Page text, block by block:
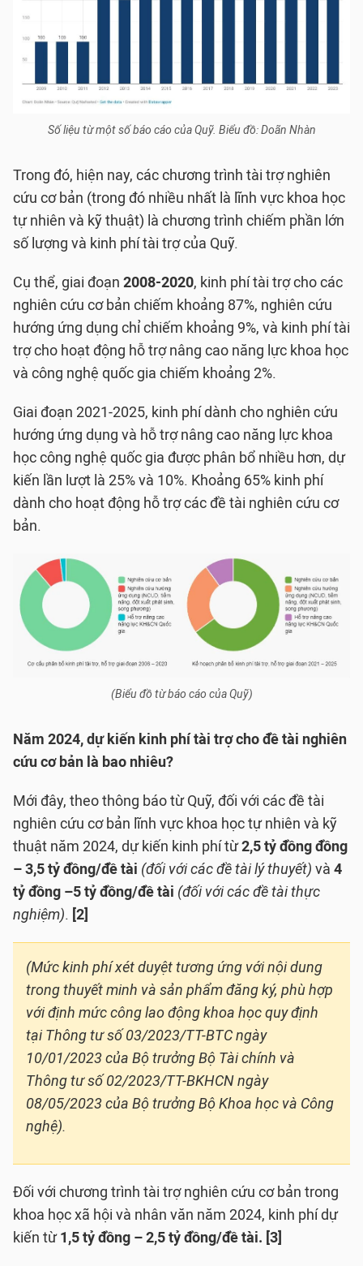
Số liệu từ một số báo cáo của Quỹ. Biểu đồ: Doãn Nhàn
Trong đó, hiện nay, các chương trình tài trợ nghiên
cứu cơ bản (trong đó nhiều nhất là lĩnh vực khoa học
tự nhiên và kỹ thuật) là chương trình chiếm phần lớn
số lượng và kinh phí tài trợ của Quỹ.
Cụ thể, giai đoạn 2008-2020, kinh phí tài trợ cho các
nghiên cứu cơ bản chiếm khoảng 87%, nghiên cứu
hướng ứng dụng chỉ chiếm khoảng 9%, và kinh phí tài
trợ cho hoạt động hỗ trợ nâng cao năng lực khoa học
và công nghệ quốc gia chiếm khoảng 2%.
Giai đoạn 2021-2025, kinh phí dành cho nghiên cứu
hướng ứng dụng và hỗ trợ nâng cao năng lực khoa
học công nghệ quốc gia được phân bổ nhiều hơn, dự
kiến lần lượt là 25% và 10%. Khoảng 65% kinh phí
dành cho hoạt động hỗ trợ các đề tài nghiên cứu cơ
bản.
(Biểu đồ từ báo cáo của Quỹ)
Năm 2024, dự kiến kinh phí tài trợ cho đề tài nghiên
cứu cơ bản là bao nhiêu?
Mới đây, theo thông báo từ Quỹ, đối với các đề tài
nghiên cứu cơ bản lĩnh vực khoa học tự nhiên và kỹ
thuật năm 2024, dự kiến kinh phí từ2,5 tỷ đồng đồng
– 3,5 tỷ đồng/đề tài (đối với các đề tài lý thuyết) và 4
tỷ đồng –5 tỷ đồng/đề tài (đối với các đề tài thực
nghiệm). [2]
(Mức kinh phí xét duyệt tương ứng với nội dung
trong thuyết minh và sản phẩm đăng ký, phù hợp
với định mức công lao động khoa học quy định
tại Thông tư số 03/2023/TT-BTC ngày
10/01/2023 của Bộ trưởng Bộ Tài chính và
Thông tư số 02/2023/TT-BKHCN ngày
08/05/2023 của Bộ trưởng Bộ Khoa học và Công
nghệ).
Đối với chương trình tài trợ nghiên cứu cơ bản trong
khoa học xã hội và nhân văn năm 2024, kinh phí dự
kiến từ1,5 tỷ đồng – 2,5 tỷ đồng/đề tài. [3]